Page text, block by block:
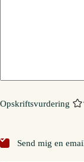
Opskriftsvurdering
Send mig en